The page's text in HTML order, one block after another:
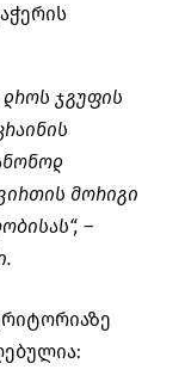
დროს ჯგუფის
მორიგი
–